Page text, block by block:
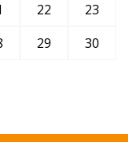
22
23
29
30